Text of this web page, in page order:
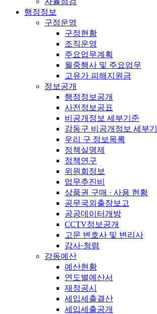
행정정보
구정운영
구정현황
조직운영
주요업무계획
월중행사 및 주요업무
고유가 피해지원금
정보공개
행정정보공개
사전정보공표
비공개정보 세부기준
강동구 비공개정보 세부
우리 구 정보목록
정책실명제
정책연구
위원회정보
업무추진비
상품권 구매 · 사용 현황
공무국외출장보고
공공데이터개방
CCTV정보공개
고문 변호사 및 변리사
감사·청렴
강동예산
예산현황
연도별예산서
재정공시
세입세출결산
세입세출공개